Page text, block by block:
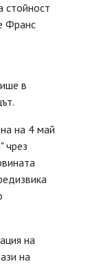
стойност
Франс
в
на 4 май
чрез
на
на